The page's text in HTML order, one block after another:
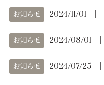
お知らせ 2024/11/01
お知らせ 2024/08/01
お知らせ 2024/07/25